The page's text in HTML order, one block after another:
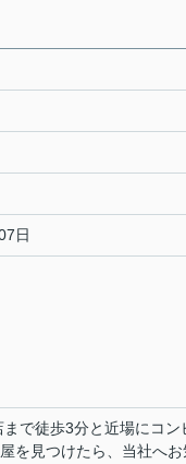
日
で徒歩3分と近場にコン
を見つけたら、当社へお